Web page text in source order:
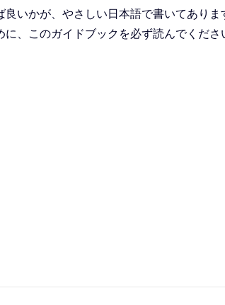
いかが、やさしい日本語で書いてありま
、このガイドブックを必ず読んでくださ